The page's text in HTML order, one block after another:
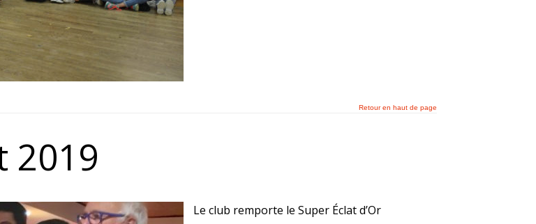
Retour en haut de page
2019
Le club remporte le Super Éclat d’Or